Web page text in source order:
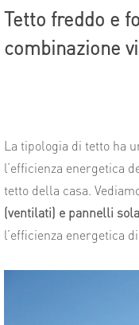
Tetto freddo e
combinazione
La tipologia di tetto ha
l’efficienza energetica
tetto della casa.
(ventilati) e pannelli
l’efficienza energetica